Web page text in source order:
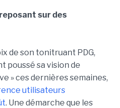
sur des
de son tonitruant PDG,
poussé sa vision de
» ces dernières semaines,
utilisateurs
. Une démarche que les